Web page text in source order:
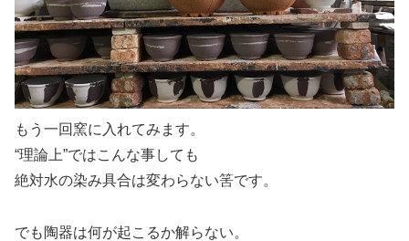
もう一回窯に入れてみます。
“理論上”ではこんな事しても
絶対水の染み具合は変わらない筈です。
でも陶器は何が起こるか解らない。